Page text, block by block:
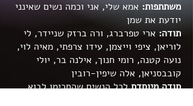
משתתפות: אמא שלי, אני וכמה נשים שאינני
יודעת את שמן
תודה: ארי טפרברג, ורה ברזק שניידר, לי
לוריאן, ציפי וייצמן, עידו צרפתי, מאיה לוי,
נועה קטנה, רומי חנוך, אילנה בר, יולי
קובבסניאן, אלה שיפין-רובין
תודה מיוחדתלכל הנשים שהסכימו לבוא